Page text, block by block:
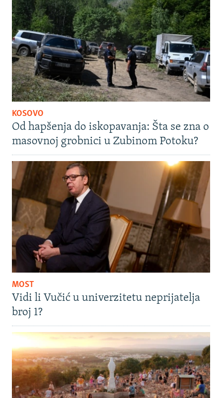
KOSOVO
Od hapšenja do iskopavanja: Šta se zna o
masovnoj grobnici u Zubinom Potoku?
MOST
Vidi li Vučić u univerzitetu neprijatelja
broj 1?